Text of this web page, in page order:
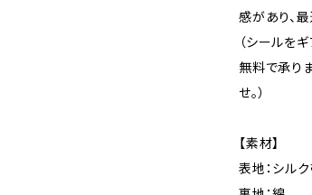
感があり、最
（シールを
無料で承り
せ。）
【素材】
表地：シル